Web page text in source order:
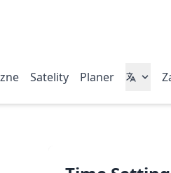
Satelity Planer